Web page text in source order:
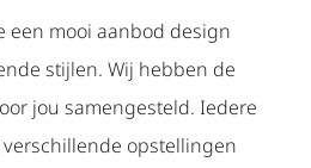
een mooi aanbod design
stijlen. Wij hebben de
jou samengesteld. Iedere
opstellingen